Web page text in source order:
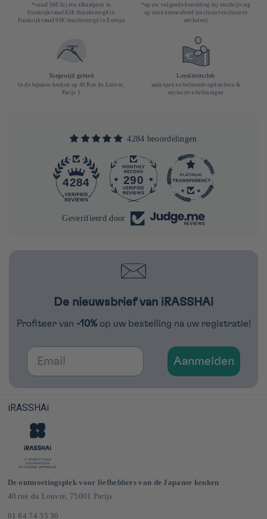
*vanaf 50€ bij een afhaalpunt in
Frankrijkvanaf 85€ thuisbezorgd in
Frankrijkvanaf 90€ thuisbezorgd in Europa
*op uw volgende bestelling bij inschrijving
op onze nieuwsbrief (exclusief exclusieve
artikelen)
Toegewijd gebied
In de Japanse keuken op 40 Rue du Louvre,
Parijs 1
Loyaliteitsclub
aankopen en beloonde opdrachten &
exclusieve beloningen
4284 beoordelingen
290
Geverifieerd door
De nieuwsbrief van iRASSHAi
Profiteer van -10% op uw bestelling na uw registratie!
Email
Aanmelden
iRASSHAi
De ontmoetingsplek voor liefhebbers van de Japanse keuken
40 rue du Louvre, 75001 Parijs
01 84 74 35 30